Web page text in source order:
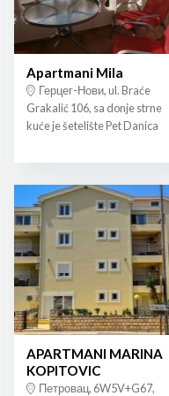
Apartmani Mila
Герцег-Нови, ul. Braće
Grakalić 106, sa donje strne
kuće je šetelište Pet Danica
APARTMANI MARINA
KOPITOVIC
Петровац, 6W5V+G67,